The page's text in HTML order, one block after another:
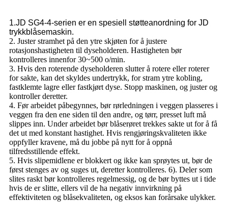
1.JD SG4-4-serien er en spesiell støtteanordning for JD
trykkblåsemaskin.
2. Juster stramhet på den ytre skjøten for å justere
rotasjonshastigheten til dyseholderen. Hastigheten bør
kontrolleres innenfor 30~500 o/min.
3. Hvis den roterende dyseholderen slutter å rotere eller roterer
for sakte, kan det skyldes undertrykk, for stram ytre kobling,
fastklemte lagre eller fastkjørt dyse. Stopp maskinen, og juster og
kontroller deretter.
4. Før arbeidet påbegynnes, bør rørledningen i veggen plasseres i
veggen fra den ene siden til den andre, og tørr, presset luft må
slippes inn. Under arbeidet bør blåserøret trekkes sakte ut for å få
det ut med konstant hastighet. Hvis rengjøringskvaliteten ikke
oppfyller kravene, må du jobbe på nytt for å oppnå
tilfredsstillende effekt.
5. Hvis slipemidlene er blokkert og ikke kan sprøytes ut, bør de
først stenges av og suges ut, deretter kontrolleres. 6). Deler som
slites raskt bør kontrolleres regelmessig, og de bør byttes ut i tide
hvis de er slitte, ellers vil de ha negativ innvirkning på
effektiviteten og blåsekvaliteten, og eksos kan forårsake ulykker.